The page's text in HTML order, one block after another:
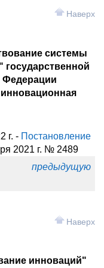
системы
государственной
Федерации
Наверх
г. - Постановление
2021 г. № 2489
предыдущую
инноваций"
Наверх